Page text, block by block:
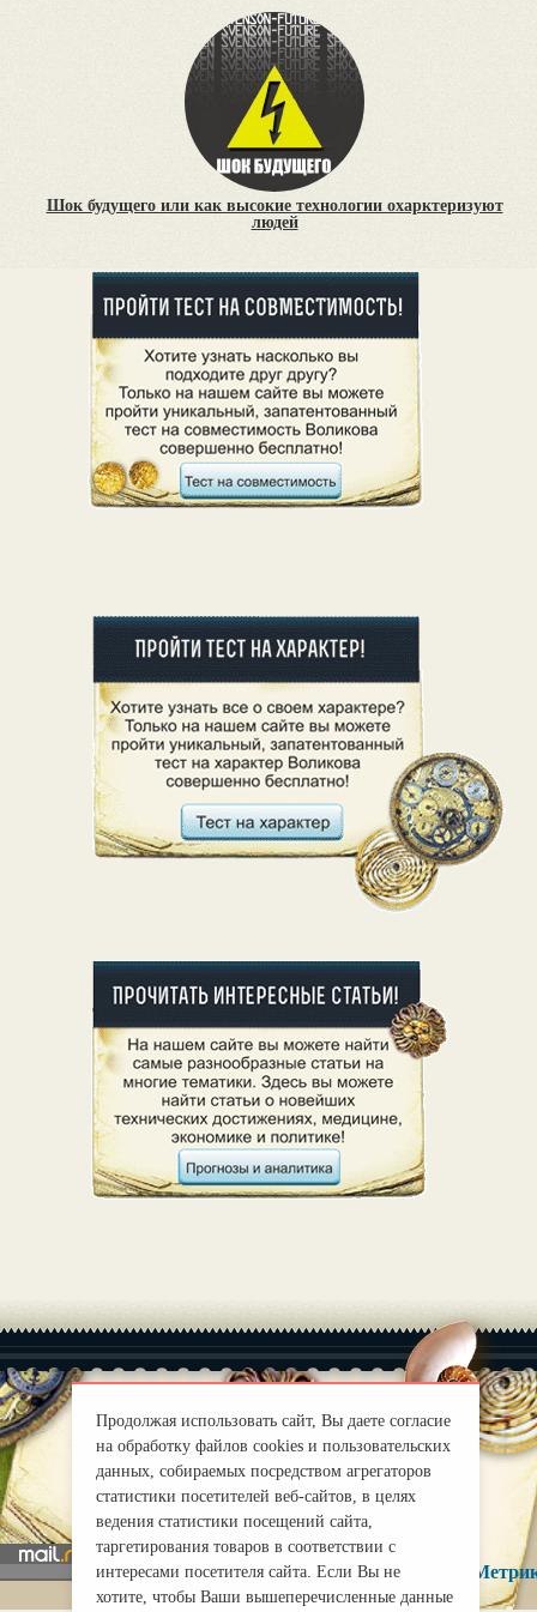
Шок будущего или как высокие технологии охарктеризуют
людей
|
mirprognoz@mail.ru
Продолжая использовать сайт, Вы даете согласие
на обработку файлов cookies и пользовательских
данных, собираемых посредством агрегаторов
статистики посетителей веб-сайтов, в целях
ведения статистики посещений сайта,
таргетирования товаров в соответствии с
интересами посетителя сайта. Если Вы не
хотите, чтобы Ваши вышеперечисленные данные